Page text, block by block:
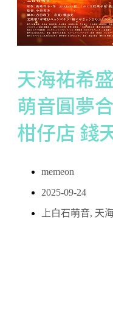
天海祐希
萌音圓夢
柑仔店 錢
memeon
2025-09-24
上白石萌音, 天